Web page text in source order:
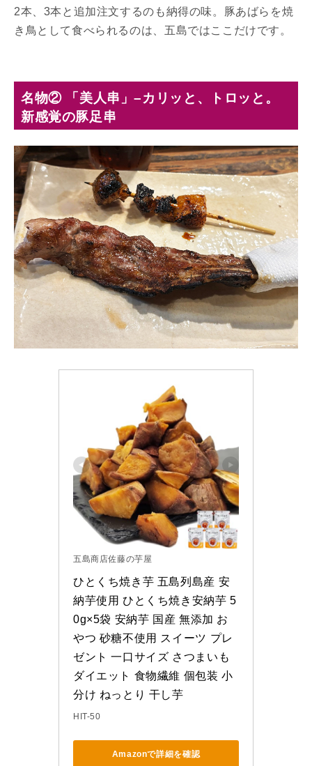
2本、3本と追加注文するのも納得の味。豚あばらを焼
き鳥として食べられるのは、五島ではここだけです。
名物② 「美人串」–カリッと、トロッと。
新感覚の豚足串
五島商店佐藤の芋屋
ひとくち焼き芋 五島列島産 安
納芋使用 ひとくち焼き安納芋 5
0g×5袋 安納芋 国産 無添加 お
やつ 砂糖不使用 スイーツ プレ
ゼント 一口サイズ さつまいも
ダイエット 食物繊維 個包装 小
分け ねっとり 干し芋
HIT-50
Amazonで詳細を確認